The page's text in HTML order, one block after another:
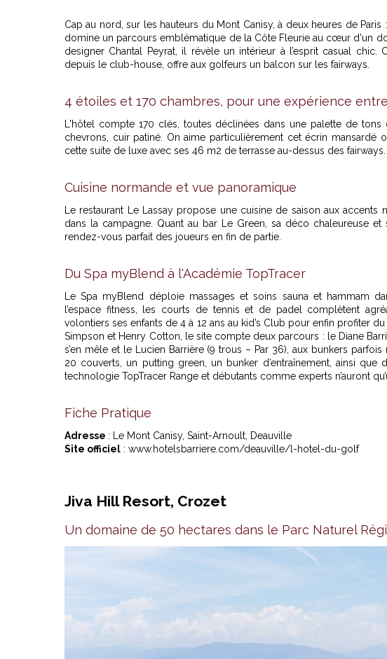
Cap au nord, sur les hauteurs du Mont Canisy, à deux heures de
domine un parcours emblématique de la Côte Fleurie au cœur d'un
designer Chantal Peyrat, il révèle un intérieur à l’esprit casual
depuis le club-house, offre aux golfeurs un balcon sur les fairways.
4 étoiles et 170 chambres, pour une expérience
L'hôtel compte 170 clés, toutes déclinées dans une palette de
chevrons, cuir patiné. On aime particulièrement cet écrin
cette suite de luxe avec ses 46 m2 de terrasse au-dessus des fairways.
Cuisine normande et vue panoramique
Le restaurant Le Lassay propose une cuisine de saison aux
dans la campagne. Quant au bar Le Green, sa déco chaleureuse
rendez-vous parfait des joueurs en fin de partie.
Du Spa myBlend à l'Académie TopTracer
Le Spa myBlend déploie massages et soins sauna et hammam
l’espace fitness, les courts de tennis et de padel complètent
volontiers ses enfants de 4 à 12 ans au kid’s Club pour enfin profiter
Simpson et Henry Cotton, le site compte deux parcours : le Diane
s’en mêle et le Lucien Barrière (9 trous – Par 36), aux bunkers
20 couverts, un putting green, un bunker d’entraînement, ainsi
technologie TopTracer Range et débutants comme experts n’auront
Fiche Pratique
Adresse : Le Mont Canisy, Saint-Arnoult, Deauville
Site officiel : www.hotelsbarriere.com/deauville/l-hotel-du-golf
Jiva Hill Resort, Crozet
Un domaine de 50 hectares dans le Parc Naturel